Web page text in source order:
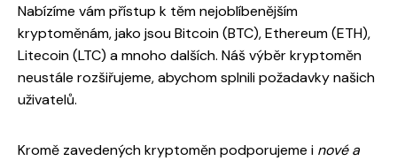
Nabízíme vám přístup k těm nejoblíbenějším
kryptoměnám, jako jsou Bitcoin (BTC), Ethereum (ETH),
Litecoin (LTC) a mnoho dalších. Náš výběr kryptoměn
neustále rozšiřujeme, abychom splnili požadavky našich
uživatelů.
Kromě zavedených kryptoměn podporujeme i nové a